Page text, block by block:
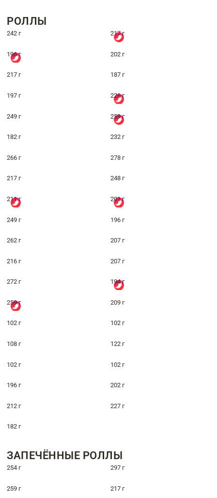
РОЛЛЫ
242 г 217 г
196 г 202 г
217 г 187 г
197 г 226 г
249 г 259 г
182 г 232 г
266 г 278 г
217 г 248 г
211 г 201 г
249 г 196 г
262 г 207 г
216 г 207 г
272 г 194 г
259 г 209 г
102 г 102 г
108 г 122 г
102 г 102 г
196 г 202 г
212 г 227 г
182 г
ЗАПЕЧЁННЫЕ РОЛЛЫ
254 г 297 г
259 г 217 г